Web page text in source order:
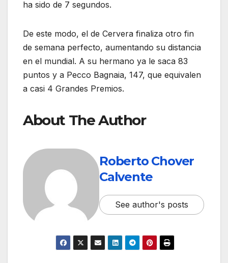
ha sido de 7 segundos.
De este modo, el de Cervera finaliza otro fin
de semana perfecto, aumentando su distancia
en el mundial. A su hermano ya le saca 83
puntos y a Pecco Bagnaia, 147, que equivalen
a casi 4 Grandes Premios.
About The Author
Roberto Chover
Calvente
See author's posts